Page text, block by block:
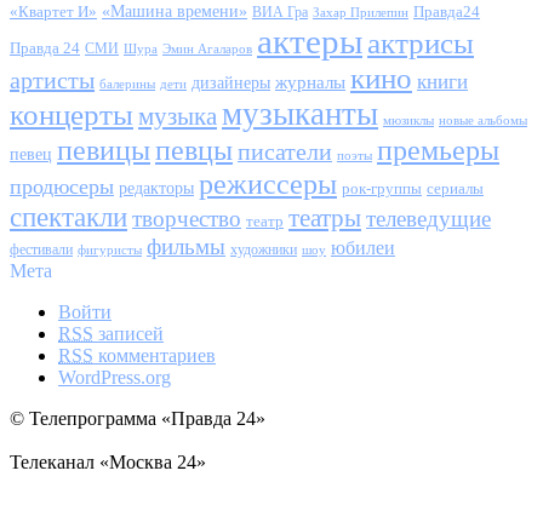
«Квартет И» «Машина времени» ВИА Гра Захар Прилепин Правда24
Правда 24 СМИ Шура Эмин Агаларов актерыактрисы
артисты балерины дети дизайнеры журналы кино книги
концерты музыка музыканты мюзиклы новые альбомы
певец певицыпевцыписатели поэты премьеры
продюсеры редакторы режиссеры рок-группы сериалы
спектаклитворчество театр театрытелеведущие
фестивали фигуристы фильмы художники шоу юбилеи
Мета
Войти
RSS записей
RSS комментариев
WordPress.org
© Телепрограмма «Правда 24»
Телеканал «Москва 24»